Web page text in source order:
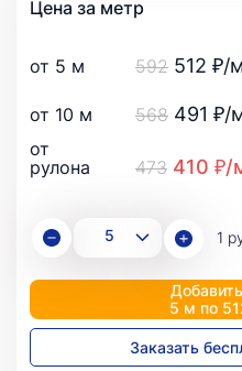
Цена за метр
от 5 м 592 512 ₽/
от 10 м 568 491 ₽/
от
рулона
473 410 ₽/
1
5 м по
Заказать